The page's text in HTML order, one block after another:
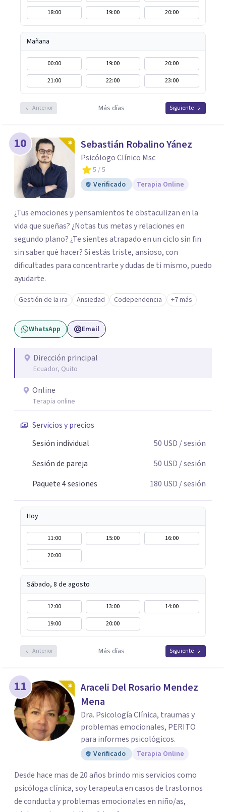
18:00
19:00 20:00
Mañana
00:00 19:00
20:00
21:00
22:00 23:00
Anterior Más días Siguiente
10 Sebastián Robalino Yánez
Psicólogo Clínico Msc
5 / 5
Verificado
Terapia Online
¿Tus emociones y pensamientos te obstaculizan en la
vida que sueñas? ¿Notas tus metas y relaciones en
segundo plano? ¿Te sientes atrapado en un ciclo sin fin
sin saber qué hacer? Si estás triste, ansioso, con
dificultades para concentrarte y dudas de ti mismo, puedo
ayudarte.
Gestión de la ira Ansiedad Codependencia +7 más
WhatsApp Email
Dirección principal
Ecuador, Quito
Online
Terapia online
Servicios y precios
Sesión individual
50 USD / sesión
Sesión de pareja
50 USD / sesión
Paquete 4 sesiones
180 USD / sesión
Hoy
11:00 15:00
16:00
20:00
Sábado, 8 de agosto
12:00 13:00
14:00
19:00
20:00
Anterior Más días Siguiente
11
Araceli Del Rosario Mendez
Mena
Dra. Psicología Clínica, traumas y
problemas emocionales, PERITO
para informes psicológicos.
Verificado Terapia Online
Desde hace mas de 20 años brindo mis servicios como
psicóloga clínica, soy terapeuta en casos de trastornos
de conducta y problemas emocionales en niño/as,